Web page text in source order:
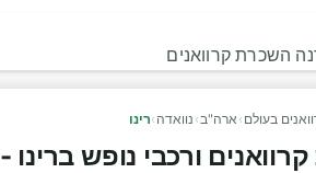
השכרת קרוואנים
בעולם › ארה"ב› נוואדה ›רינו
ורכבי נופש ברינו -